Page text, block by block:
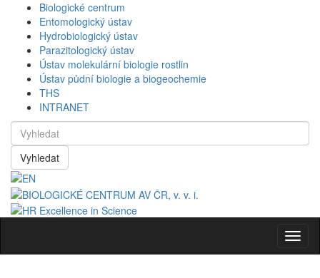
Biologické centrum
Entomologický ústav
Hydrobiologický ústav
Parazitologický ústav
Ústav molekulární biologie rostlin
Ústav půdní biologie a biogeochemie
THS
INTRANET
Vyhledat